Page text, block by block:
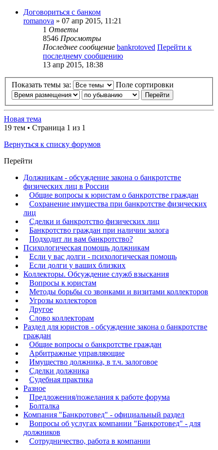
Договориться с банком
romanova » 07 апр 2015, 11:21
1 Ответы
8546 Просмотры
Последнее сообщение bankrotoved Перейти к
последнему сообщению
13 апр 2015, 18:38
Показать темы за: Поле сортировки
Новая тема
19 тем • Страница 1 из 1
Вернуться к списку форумов
Перейти
Должникам - обсуждение закона о банкротстве
физических лиц в России
Общие вопросы к юристам о банкротстве граждан
Сохранение имущества при банкротстве физических
лиц
Сделки и банкротство физических лиц
Банкротство граждан при наличии залога
Подходит ли вам банкротство?
Психологическая помощь должникам
Если у вас долги - психологическая помощь
Если долги у ваших близких
Коллекторы. Обсуждение служб взыскания
Вопросы к юристам
Методы борьбы со звонками и визитами коллекторов
Угрозы коллекторов
Другое
Слово коллекторам
Раздел для юристов - обсуждение закона о банкротстве
граждан
Общие вопросы о банкротстве граждан
Арбитражные управляющие
Имущество должника, в т.ч. залоговое
Сделки должника
Судебная практика
Разное
Предложения/пожелания к работе форума
Болталка
Компания "Банкротовед" - официальный раздел
Вопросы об услугах компании "Банкротовед" - для
должников
Сотрудничество, работа в компании